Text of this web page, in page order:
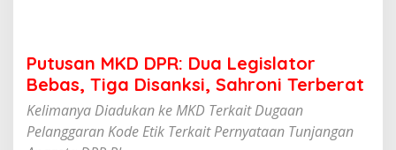
b
a
s
,
T
i
Putusan MKD DPR: Dua Legislator
Bebas, Tiga Disanksi, Sahroni Terberat
Kelimanya Diadukan ke MKD Terkait Dugaan
Pelanggaran Kode Etik Terkait Pernyataan Tunjangan